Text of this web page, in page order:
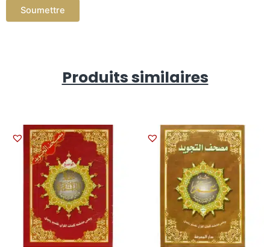
Produits similaires